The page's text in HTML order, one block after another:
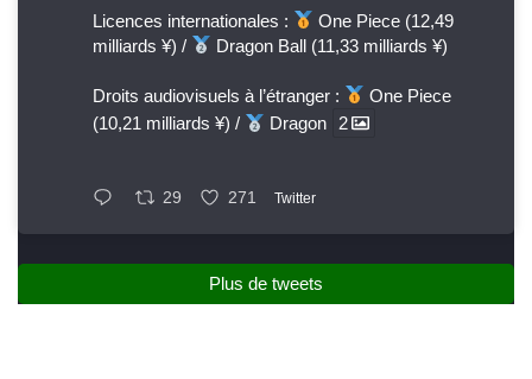
Licences internationales :
One Piece (12,49
milliards ¥) /
Dragon Ball (11,33 milliards ¥)
Droits audiovisuels à l’étranger :
One Piece
(10,21 milliards ¥) /
Dragon 2
29 271 Twitter
Plus de tweets